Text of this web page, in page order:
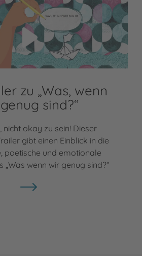
zu „Was, wenn
sind?“
nicht okay zu sein! Dieser
gibt einen Einblick in die
poetische und emotionale
„Was wenn wir genug sind?“